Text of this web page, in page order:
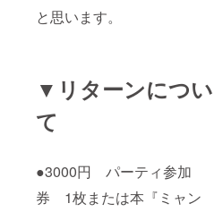
と思います。
▼リターンについ
て
●3000円 パーティ参加
券 1枚または本『ミャン